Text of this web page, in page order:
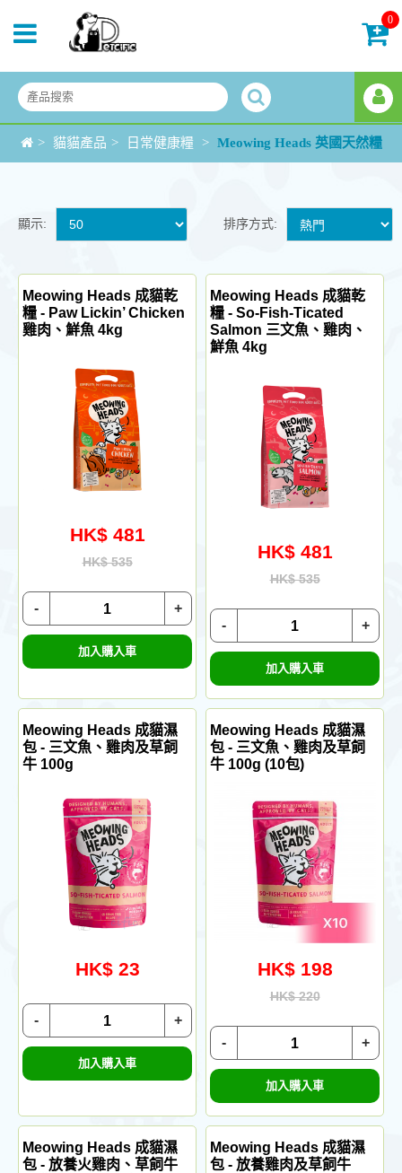
0
> 貓貓產品 > 日常健康糧 > Meowing Heads 英國天然糧
排序方式:
顯示:
Meowing Heads 成貓乾
糧 - Paw Lickin’ Chicken
雞肉、鮮魚 4kg
HK$ 481
HK$ 535
+
-
加入購入車
Meowing Heads 成貓乾
糧 - So-Fish-Ticated
Salmon 三文魚、雞肉、
鮮魚 4kg
HK$ 481
HK$ 535
+
-
加入購入車
Meowing Heads 成貓濕
包 - 三文魚、雞肉及草飼
牛 100g
HK$ 23
+
-
加入購入車
Meowing Heads 成貓濕
包 - 三文魚、雞肉及草飼
牛 100g (10包)
HK$ 198
HK$ 220
+
-
加入購入車
Meowing Heads 成貓濕
包 - 放養火雞肉、草飼牛
Meowing Heads 成貓濕
包 - 放養雞肉及草飼牛